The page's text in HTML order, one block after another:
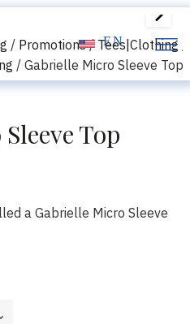
EN
/ Promotions/ Tees|Clothing /
/ Gabrielle Micro Sleeve Top
Top
a Gabrielle Micro Sleeve